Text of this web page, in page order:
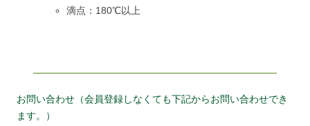
滴点：180℃以上
お問い合わせ（会員登録しなくても下記からお問い合わせでき
ます。）